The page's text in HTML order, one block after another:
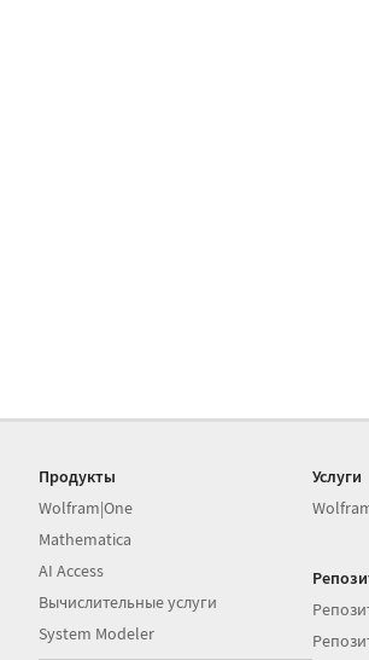
Продукты
Wolfram|One
Mathematica
AI Access
Вычислительные услуги
System Modeler
Услуги